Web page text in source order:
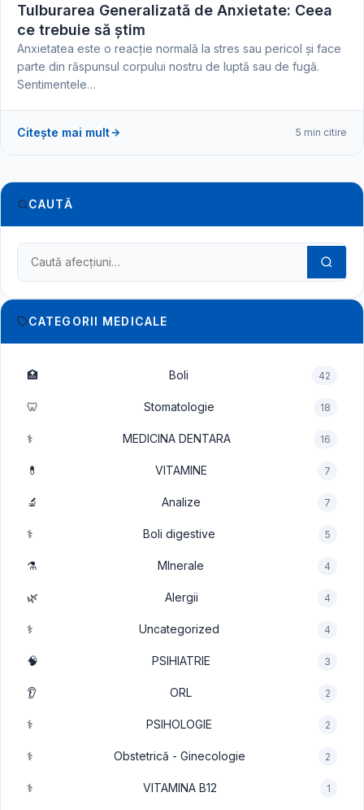
Tulburarea Generalizată de Anxietate: Ceea
ce trebuie să știm
Anxietatea este o reacție normală la stres sau pericol și face
parte din răspunsul corpului nostru de luptă sau de fugă.
Sentimentele…
Citește mai mult 5 min citire
CAUTĂ
Caută în dicționarul medical
CATEGORII MEDICALE
🏥 Boli 42
🦷 Stomatologie 18
⚕️ MEDICINA DENTARA 16
💊 VITAMINE 7
🔬 Analize 7
⚕️ Boli digestive 5
⚗️ MInerale 4
🌿 Alergii 4
⚕️ Uncategorized 4
🧠 PSIHIATRIE 3
👂 ORL 2
⚕️ PSIHOLOGIE 2
⚕️ Obstetrică - Ginecologie 2
⚕️ VITAMINA B12 1